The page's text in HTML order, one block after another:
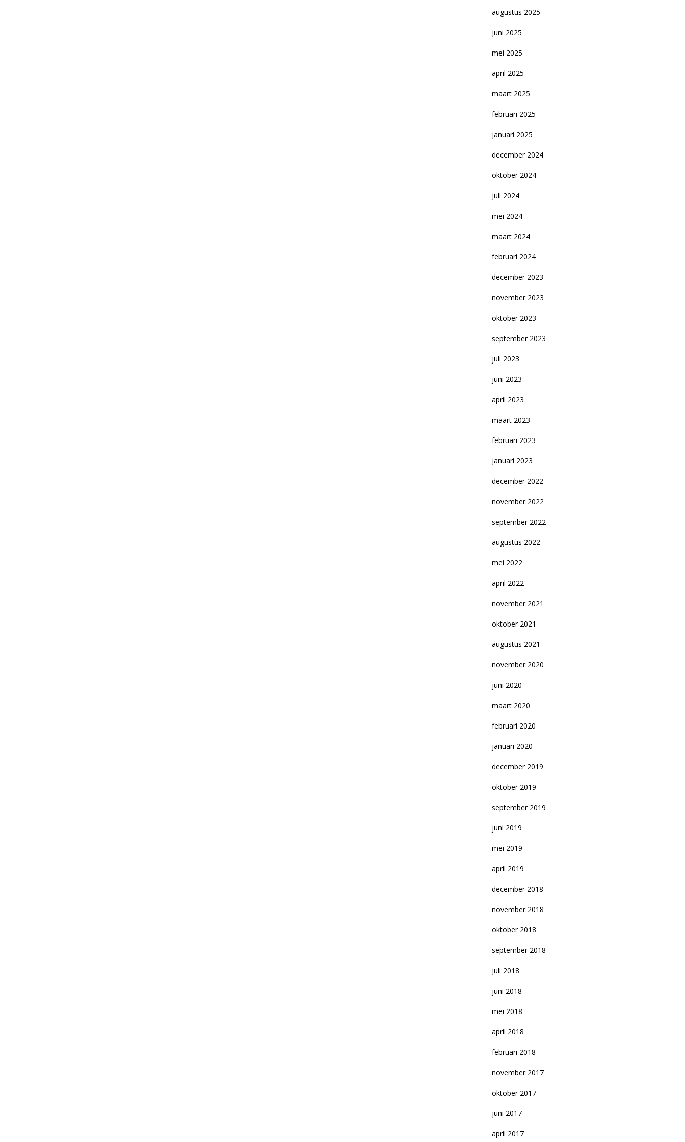
augustus 2025
juni 2025
mei 2025
april 2025
maart 2025
februari 2025
januari 2025
december 2024
oktober 2024
juli 2024
mei 2024
maart 2024
februari 2024
december 2023
november 2023
oktober 2023
september 2023
juli 2023
juni 2023
april 2023
maart 2023
februari 2023
januari 2023
december 2022
november 2022
september 2022
augustus 2022
mei 2022
april 2022
november 2021
oktober 2021
augustus 2021
november 2020
juni 2020
maart 2020
februari 2020
januari 2020
december 2019
oktober 2019
september 2019
juni 2019
mei 2019
april 2019
december 2018
november 2018
oktober 2018
september 2018
juli 2018
juni 2018
mei 2018
april 2018
februari 2018
november 2017
oktober 2017
juni 2017
april 2017